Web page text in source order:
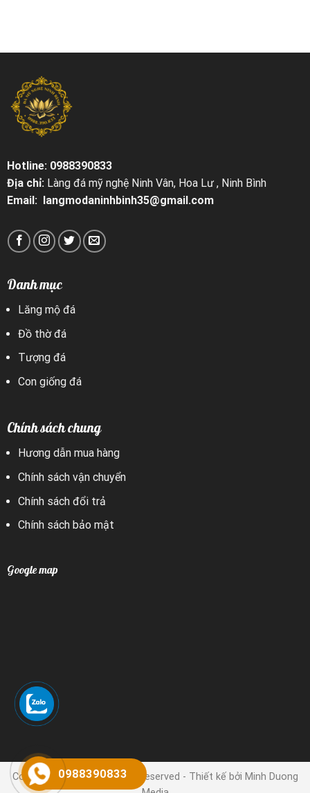
Hotline: 0988390833
Địa chỉ: Làng đá mỹ nghệ Ninh Vân, Hoa Lư , Ninh Bình
Email: langmodaninhbinh35@gmail.com
Danh mục
Lăng mộ đá
Đồ thờ đá
Tượng đá
Con giống đá
Chính sách chung
Hương dẫn mua hàng
Chính sách vận chuyển
Chính sách đổi trả
Chính sách bảo mật
Google map
Copyright 2024 © | All rights reserved - Thiết kế bởi Minh Duong
0988390833